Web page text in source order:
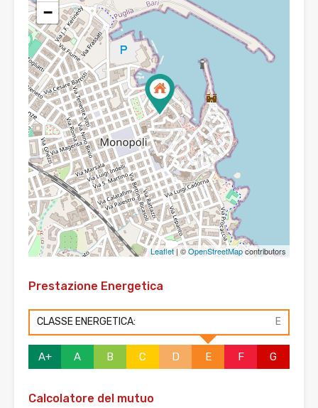
−
Leaflet| ©OpenStreetMapcontributors
Prestazione Energetica
CLASSE ENERGETICA: E
A+ A B C D E F G
Calcolatore del mutuo